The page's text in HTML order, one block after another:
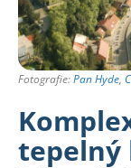
Fotografie:Pan Hyde,